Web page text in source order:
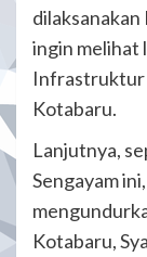
ingin melihat
Infrastruktur
Kotabaru.
Lanjutnya,
Sengayam
Kotabaru,